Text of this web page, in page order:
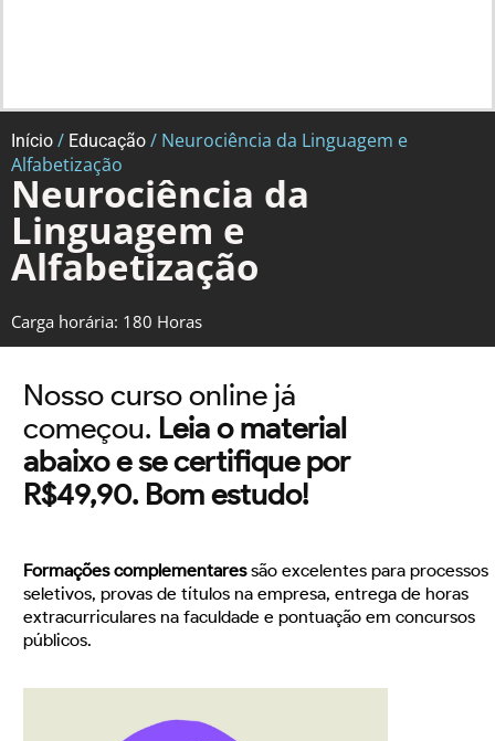
Início / Educação / Neurociência da Linguagem e
Alfabetização
Neurociência da
Linguagem e
Alfabetização
Carga horária: 180 Horas
Nosso curso online já
começou. Leia o material
abaixo e se certifique por
R$49,90. Bom estudo!
Formações complementaressão excelentes para processos
seletivos, provas de títulos na empresa, entrega de horas
extracurriculares na faculdade e pontuação em concursos
públicos.